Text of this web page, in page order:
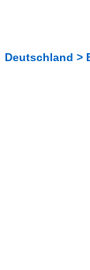
Deutschland >